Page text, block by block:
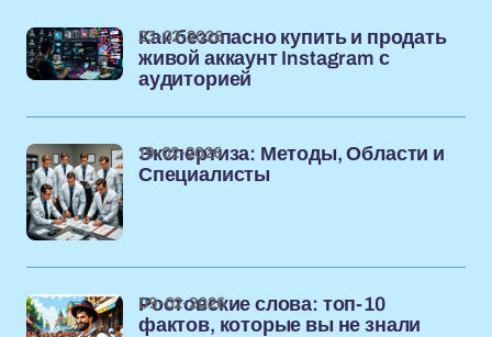
Как безопасно купить и продать
живой аккаунт Instagram с
аудиторией
23-02-2026
Экспертиза: Методы, Области и
Специалисты
19-02-2026
Ростовские слова: топ-10
фактов, которые вы не знали
09-02-2026